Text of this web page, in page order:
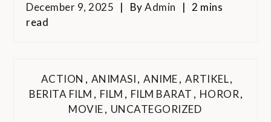
December 9, 2025 ByAdmin
2 mins
read
ACTION , ANIMASI, ANIME, ARTIKEL,
BERITA FILM , FILM , FILM BARAT , HOROR,
MOVIE, UNCATEGORIZED